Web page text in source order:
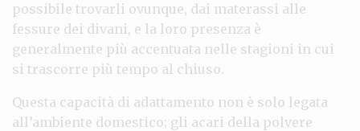
possibile trovarli ovunque, dai materassi alle
fessure dei divani, e la loro presenza è
generalmente più accentuata nelle stagioni in cui
si trascorre più tempo al chiuso.
Questa capacità di adattamento non è solo legata
all’ambiente domestico; gli acari della polvere